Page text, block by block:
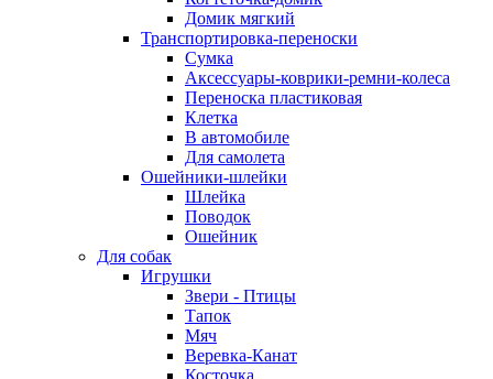
Домик мягкий
Транспортировка-переноски
Сумка
Аксессуары-коврики-ремни-колеса
Переноска пластиковая
Клетка
В автомобиле
Для самолета
Ошейники-шлейки
Шлейка
Поводок
Ошейник
Для собак
Игрушки
Звери - Птицы
Тапок
Мяч
Веревка-Канат
Косточка